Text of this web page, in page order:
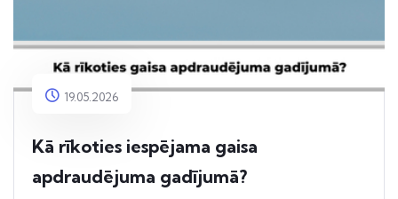
19.05.2026
Kā rīkoties iespējama gaisa
apdraudējuma gadījumā?